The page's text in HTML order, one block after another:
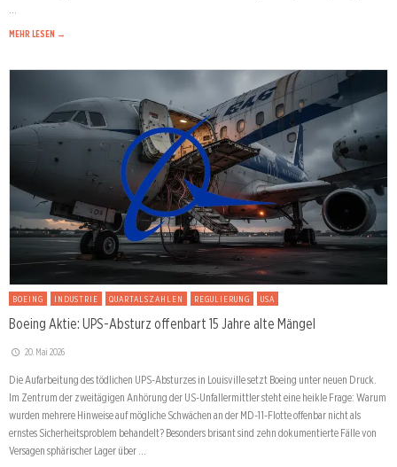
…
MEHR LESEN →
BOEING INDUSTRIE QUARTALSZAHLEN REGULIERUNG USA
Boeing Aktie: UPS-Absturz offenbart 15 Jahre alte Mängel
20. Mai 2026
Die Aufarbeitung des tödlichen UPS-Absturzes in Louisville setzt Boeing unter neuen Druck.
Im Zentrum der zweitägigen Anhörung der US-Unfallermittler steht eine heikle Frage: Warum
wurden mehrere Hinweise auf mögliche Schwächen an der MD-11-Flotte offenbar nicht als
ernstes Sicherheitsproblem behandelt? Besonders brisant sind zehn dokumentierte Fälle von
Versagen sphärischer Lager über …